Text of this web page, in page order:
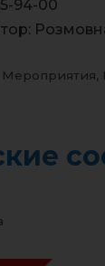
94-00
Мероприятия